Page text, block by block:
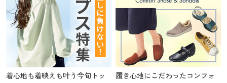
着心地も着映えも叶う今旬トッ
履き心地にこだわったコンフォ